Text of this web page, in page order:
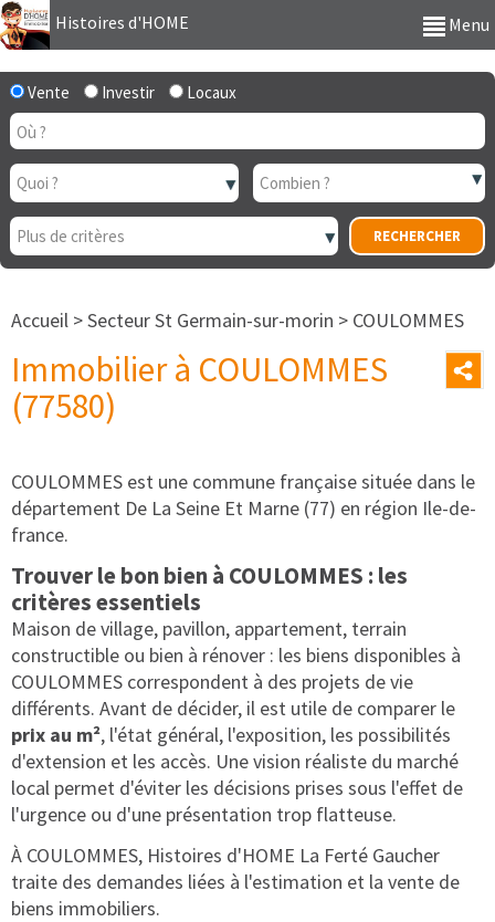
Histoires d'HOME Menu
Vente Investir Locaux
Accueil >Secteur St Germain-sur-morin > COULOMMES
Immobilier à COULOMMES
(77580)
COULOMMES est une commune française située dans le
département De La Seine Et Marne (77) en région Ile-de-
france.
Trouver le bon bien à COULOMMES : les
critères essentiels
Maison de village, pavillon, appartement, terrain
constructible ou bien à rénover : les biens disponibles à
COULOMMES correspondent à des projets de vie
différents. Avant de décider, il est utile de comparer le
prix au m², l'état général, l'exposition, les possibilités
d'extension et les accès. Une vision réaliste du marché
local permet d'éviter les décisions prises sous l'effet de
l'urgence ou d'une présentation trop flatteuse.
À COULOMMES, Histoires d'HOME La Ferté Gaucher
traite des demandes liées à l'estimation et la vente de
biens immobiliers.